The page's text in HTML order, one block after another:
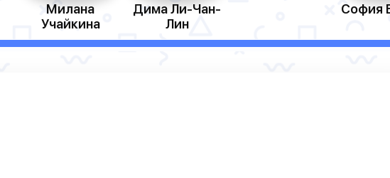
Милана
Учайкина
Дима Ли-Чан-
Лин
София